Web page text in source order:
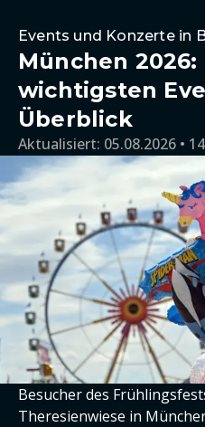
Events und Konzerte in
München 2026:
wichtigsten
Überblick
Aktualisiert: 05.08.2026 •
Besucher des
Theresienwiese in